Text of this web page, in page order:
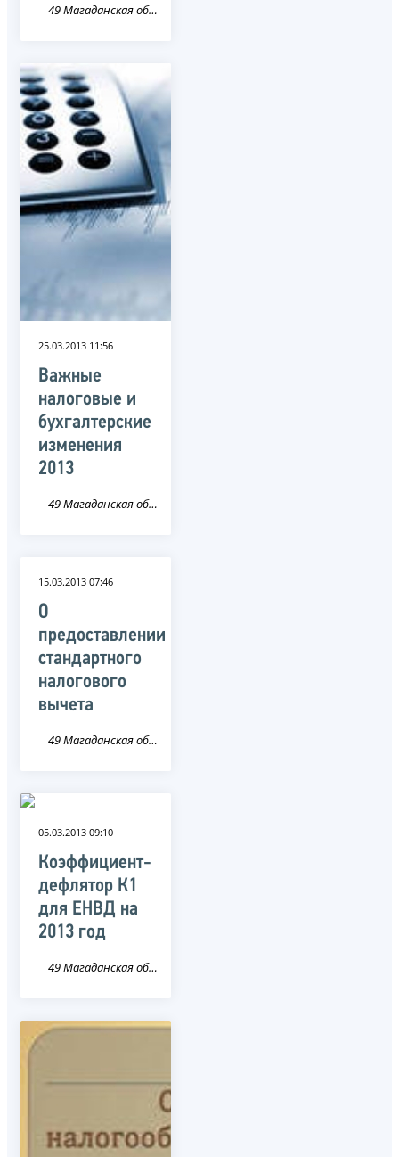
49 Магаданская область
25.03.2013 11:56
Важные
налоговые и
бухгалтерские
изменения
2013
49 Магаданская область
15.03.2013 07:46
О
предоставлении
стандартного
налогового
вычета
49 Магаданская область
05.03.2013 09:10
Коэффициент-
дефлятор К1
для ЕНВД на
2013 год
49 Магаданская область